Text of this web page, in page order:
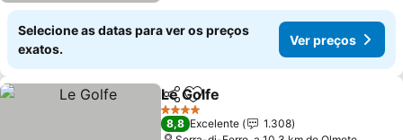
Selecione as datas para ver os preços
exatos.
Ver preços
PartilharAdicionar aos favoritos
Le Golfe
4 Estrelas
8,8 Excelente
1.308